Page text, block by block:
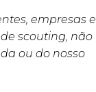
empresas e
scouting, não
ou do nosso